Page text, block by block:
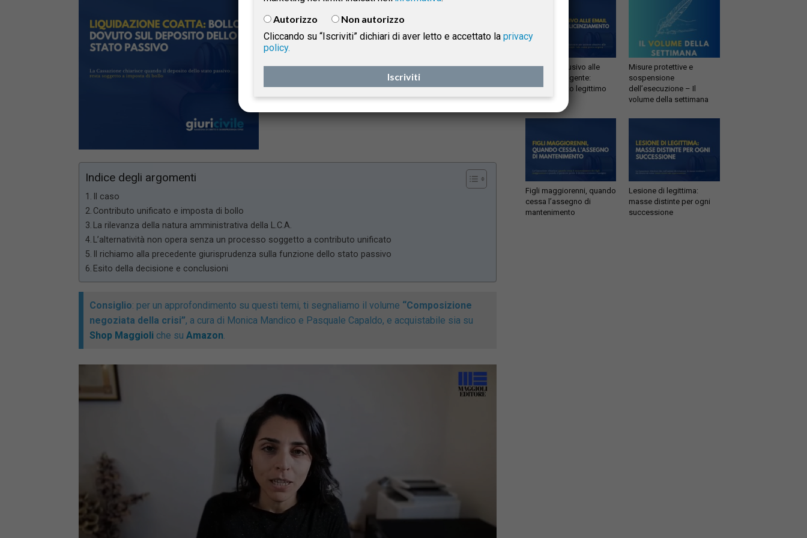
amministrativanon beneficiano dell’esenzione
dall’imposta di bollo prevista per gli atti soggetti a
Indice degli argomenti
Il caso
Contributo unificato e imposta di bollo
La rilevanza della natura amministrativa della L.C.A.
L’alternatività non opera senza un processo soggetto a contributo unificato
Il richiamo alla precedente giurisprudenza sulla funzione dello stato passivo
Esito della decisione e conclusioni
Consiglio: per un approfondimento su questi temi, ti segnaliamo il volume “Composizione
negoziata della crisi”, a cura di Monica Mandico e Pasquale Capaldo, e acquistabile sia su
Shop Maggioli che su Amazon.
Accesso abusivo alle
email del dirigente:
licenziamento legittimo
Misure protettive e
sospensione
dell’esecuzione – Il
volume della settimana
Figli maggiorenni, quando
cessa l’assegno di
mantenimento
Lesione di legittima:
masse distinte per ogni
successione
Autorizzo
Non autorizzo
Cliccando su “Iscriviti” dichiari di aver letto e accettato la privacy
policy.
Iscriviti